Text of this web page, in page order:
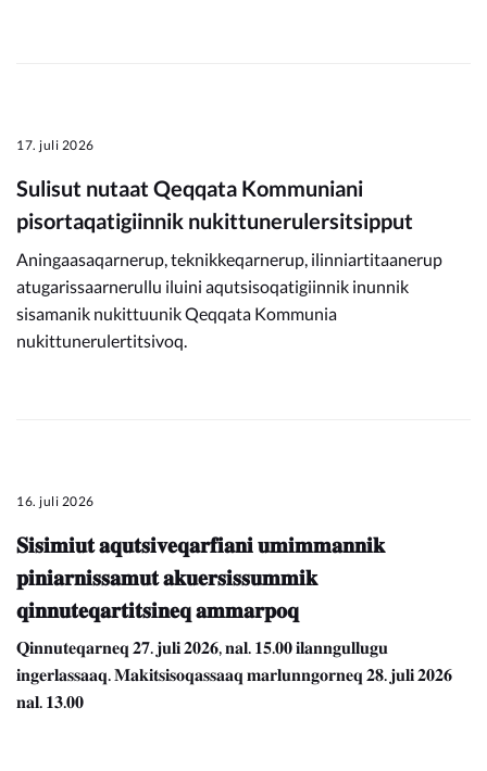
17. juli 2026
Sulisut nutaat Qeqqata Kommuniani
pisortaqatigiinnik nukittunerulersitsipput
Aningaasaqarnerup, teknikkeqarnerup, ilinniartitaanerup
atugarissaarnerullu iluini aqutsisoqatigiinnik inunnik
sisamanik nukittuunik Qeqqata Kommunia
nukittunerulertitsivoq.
16. juli 2026
𝐒𝐢𝐬𝐢𝐦𝐢𝐮𝐭 𝐚𝐪𝐮𝐭𝐬𝐢𝐯𝐞𝐪𝐚𝐫𝐟𝐢𝐚𝐧𝐢 𝐮𝐦𝐢𝐦𝐦𝐚𝐧𝐧𝐢𝐤
𝐩𝐢𝐧𝐢𝐚𝐫𝐧𝐢𝐬𝐬𝐚𝐦𝐮𝐭 𝐚𝐤𝐮𝐞𝐫𝐬𝐢𝐬𝐬𝐮𝐦𝐦𝐢𝐤
𝐪𝐢𝐧𝐧𝐮𝐭𝐞𝐪𝐚𝐫𝐭𝐢𝐭𝐬𝐢𝐧𝐞𝐪 𝐚𝐦𝐦𝐚𝐫𝐩𝐨𝐪
𝐐𝐢𝐧𝐧𝐮𝐭𝐞𝐪𝐚𝐫𝐧𝐞𝐪 𝟐𝟕. 𝐣𝐮𝐥𝐢 𝟐𝟎𝟐𝟔, 𝐧𝐚𝐥. 𝟏𝟓.𝟎𝟎 𝐢𝐥𝐚𝐧𝐧𝐠𝐮𝐥𝐥𝐮𝐠𝐮
𝐢𝐧𝐠𝐞𝐫𝐥𝐚𝐬𝐬𝐚𝐚𝐪. 𝐌𝐚𝐤𝐢𝐭𝐬𝐢𝐬𝐨𝐪𝐚𝐬𝐬𝐚𝐚𝐪 𝐦𝐚𝐫𝐥𝐮𝐧𝐧𝐠𝐨𝐫𝐧𝐞𝐪 𝟐𝟖. 𝐣𝐮𝐥𝐢 𝟐𝟎𝟐𝟔
𝐧𝐚𝐥. 𝟏𝟑.𝟎𝟎